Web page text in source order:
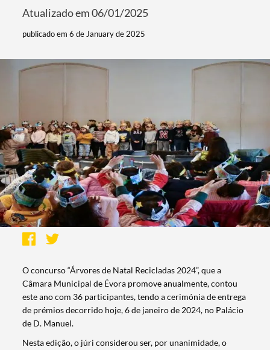
Atualizado em 06/01/2025
publicado em 6 de January de 2025
O concurso “Árvores de Natal Recicladas 2024”, que a
Câmara Municipal de Évora promove anualmente, contou
este ano com 36 participantes, tendo a cerimónia de entrega
de prémios decorrido hoje, 6 de janeiro de 2024, no Palácio
de D. Manuel.
Nesta edição, o júri considerou ser, por unanimidade, o